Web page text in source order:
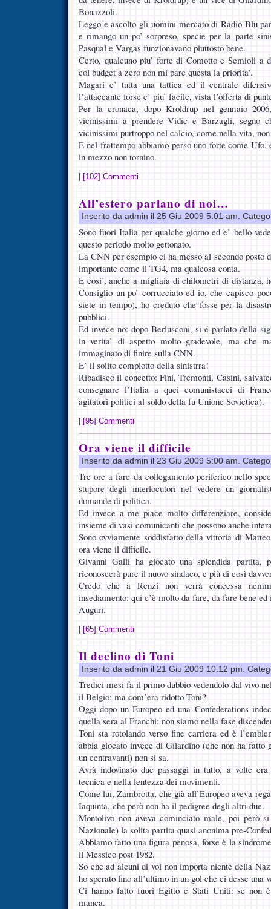
Bonazzoli.
Leggo e ascolto gli uomini mercato di Radio Blu
e rimango un po’ sorpreso, specie per la parte
Pasqual e Vargas funzionavano piuttosto bene.
Certo, qualcuno piu’ forte di Comotto e Semioli a
col budget a zero non mi pare questa la priorita’.
Magari e’ tutta una tattica ed il centrale
l’attaccante forse e’ piu’ facile, vista l’offerta di
Per la cronaca, dopo Kroldrup nel gennaio
vicinissimi a prendere Vidic e Barzagli, segno
vicinissimi purtroppo nel calcio, come nella vita, non
E nel frattempo abbiamo perso uno forte come
in mezzo non tornino.
[102] Commenti
All’estero parlano di noi…
Inserito da admin il 25 Giu 2009 5:01 am.
Sono fuori Italia per qualche giorno ed e’ bello
questo periodo molto gettonato.
La CNN per esempio ci ha messo al secondo posto
importante come il TG4, ma qualcosa conta.
E cosi’, anche a migliaia di chilometri di distanza,
Consiglio un po’ corrucciato ed io, che capisco
siete in tempo), ho creduto che fosse per la
pubblici.
Ed invece no: dopo Berlusconi, si é parlato della
in verita’ di aspetto molto gradevole, ma che
immaginato di finire sulla CNN.
E’ il solito complotto della sinistrra!
Ribadisco il concetto: Fini, Tremonti, Casini,
consegnare l’Italia a quei comunistacci di
agitatori politici al soldo della fu Unione Sovietica).
[95] Commenti
Ora viene il difficile
Inserito da admin il 23 Giu 2009 5:00 am.
Tre ore a fare da collegamento periferico nello
stupore degli interlocutori nel vedere un
domande di politica.
Ed invece a me piace molto differenziare,
insieme di vasi comunicanti che possono anche
Sono ovviamente soddisfatto della vittoria di
ora viene il difficile.
Givanni Galli ha giocato una splendida partita,
riconoscerà pure il nuovo sindaco, e più di così
Credo che a Renzi non verrà concessa
insediamento: qui c’è molto da fare, da fare bene
Auguri.
[65] Commenti
Il declino di Toni
Inserito da admin il 21 Giu 2009 10:12 pm.
Tredici mesi fa il primo dubbio vedendolo dal vivo
il Belgio: ma com’era ridotto Toni?
Oggi dopo un Europeo ed una Confederations
quella sera al Franchi: non siamo nella fase
Toni sta rotolando verso fine carriera ed è
abbia giocato invece di Gilardino (che non ha fatto
un centravanti) non si sa.
Avrà indovinato due passaggi in tutto, a volte era
tecnica e nella lentezza dei movimenti.
Come lui, Zambrotta, che già all’Europeo aveva
Iaquinta, che però non ha il pedigree degli altri due.
Montolivo non aveva cominciato male, poi però
Nazionale) la solita partita quasi anonima pre-
Abbiamo fatto una figura penosa, forse è la
il Messico post 1982.
So che ad alcuni di voi non importa niente della
ho sperato fino all’ultimo in un gol che ci desse una
Ci hanno fatto fuori Egitto e Stati Uniti: se non
manca.